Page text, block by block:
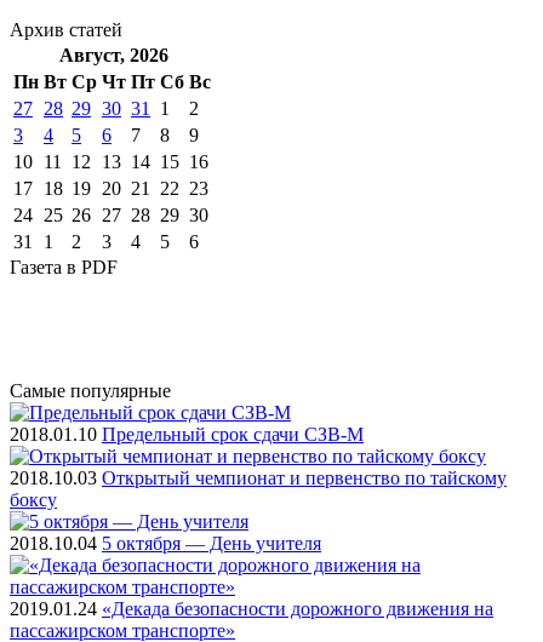
Архив статей
Август, 2026
Пн Вт Ср Чт Пт Cб Вс
27 28 29 30 31 1
2
3
4 5 6 7 8
9
10 11 12 13 14 15 16
17 18 19 20 21 22 23
24 25 26 27 28 29 30
31
1 2 3 4 5
6
Газета в PDF
Самые популярные
2018.01.10 Предельный срок сдачи СЗВ-М
2018.10.03 Открытый чемпионат и первенство по тайскому
боксу
2018.10.04 5 октября — День учителя
2019.01.24 «Декада безопасности дорожного движения на
пассажирском транспорте»